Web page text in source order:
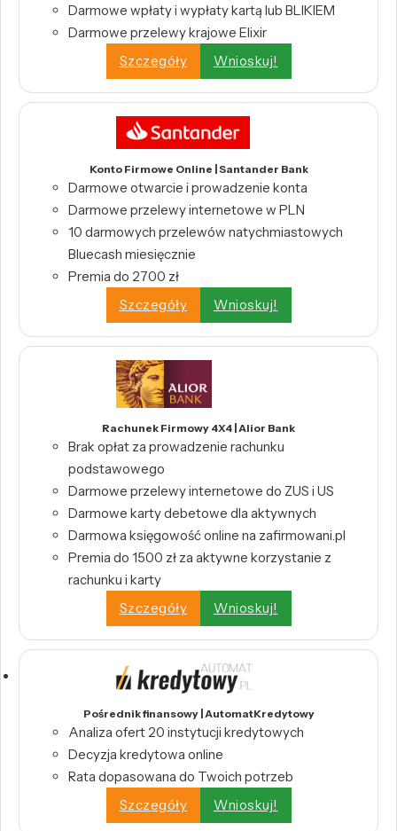
Darmowe wpłaty i wypłaty kartą lub BLIKIEM
Darmowe przelewy krajowe Elixir
Szczegóły
Wnioskuj!
Konto Firmowe Online | Santander Bank
Darmowe otwarcie i prowadzenie konta
Darmowe przelewy internetowe w PLN
10 darmowych przelewów natychmiastowych
Bluecash miesięcznie
Premia do 2700 zł
Szczegóły
Wnioskuj!
Rachunek Firmowy 4X4 | Alior Bank
Brak opłat za prowadzenie rachunku
podstawowego
Darmowe przelewy internetowe do ZUS i US
Darmowe karty debetowe dla aktywnych
Darmowa księgowość online na zafirmowani.pl
Premia do 1500 zł za aktywne korzystanie z
rachunku i karty
Szczegóły
Wnioskuj!
Pośrednik finansowy | AutomatKredytowy
Analiza ofert 20 instytucji kredytowych
Decyzja kredytowa online
Rata dopasowana do Twoich potrzeb
Szczegóły
Wnioskuj!